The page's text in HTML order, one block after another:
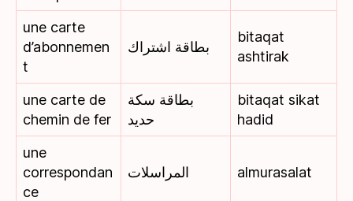
une carte
d’abonnemen
t
بطاقة اشتراك
bitaqat
ashtirak
une carte de
chemin de fer
بطاقة سكة
حديد
bitaqat sikat
hadid
une
correspondan
ce
المراسلات almurasalat